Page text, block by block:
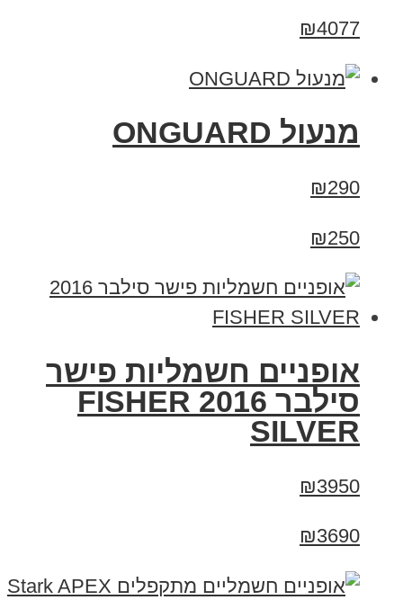
₪4077
מנעול ONGUARD
₪290
₪250
אופניים חשמליות פישר
סילבר 2016 FISHER
SILVER
₪3950
₪3690